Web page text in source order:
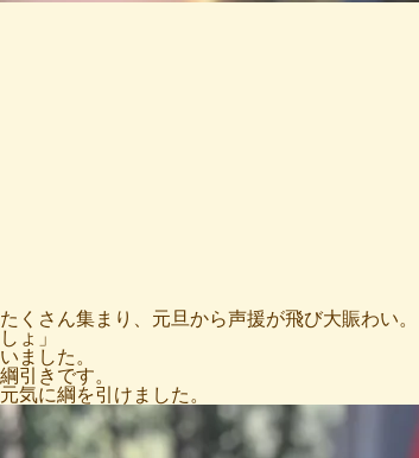
くさん集まり、元旦から声援が飛び大賑わい。
ょ」
ました。
引きです。
気に綱を引けました。